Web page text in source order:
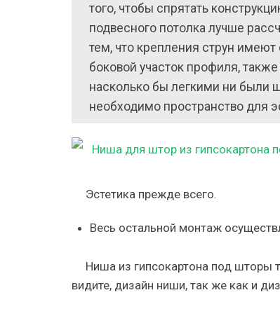
того, чтобы спрятать
подвесного потолка лучше
тем, что крепления струн
боковой участок профиля,
насколько бы легкими ни были
необходимо пространство для
Эстетика прежде всего.
Весь остальной монтаж
Ниша из гипсокартона под шторы
видите, дизайн ниши, так же как и